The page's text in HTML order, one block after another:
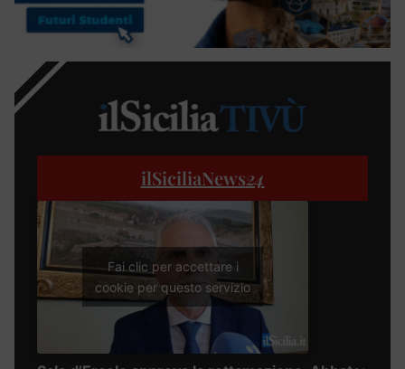
ilSiciliaNews24
Fai clic per accettare i
cookie per questo servizio